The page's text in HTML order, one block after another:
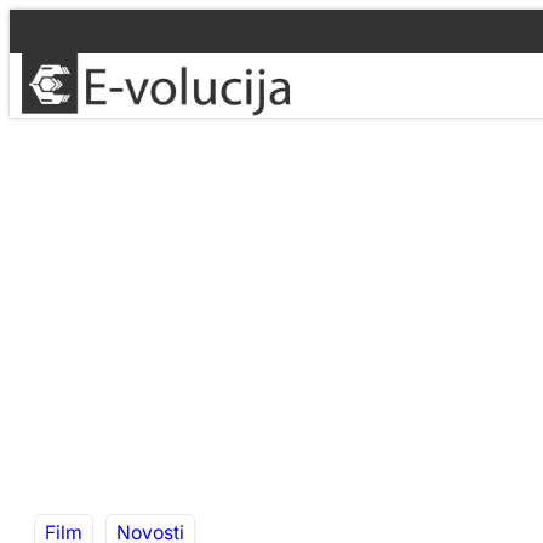
na
sadržaj
Film Novosti